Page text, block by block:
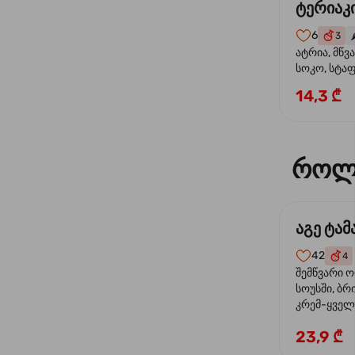
6 3
ატრია,
სოკო,
ტერიაკის
14,3 ₾
აგე
42 4
შემწვარი
სოუსში,
კრემ-
23,9 ₾